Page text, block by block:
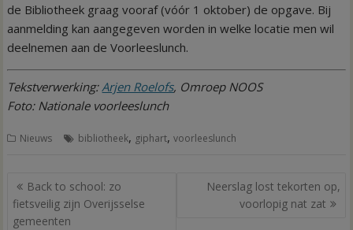
de Bibliotheek graag vooraf (vóór 1 oktober) de opgave. Bij
aanmelding kan aangegeven worden in welke locatie men wil
deelnemen aan de Voorleeslunch.
Tekstverwerking: Arjen Roelofs, Omroep NOOS
Foto: Nationale voorleeslunch
Nieuws bibliotheek, giphart,voorleeslunch
Bericht
navigatie
Back to school: zo
fietsveilig zijn Overijsselse
gemeenten
Neerslag lost tekorten op,
voorlopig nat zat